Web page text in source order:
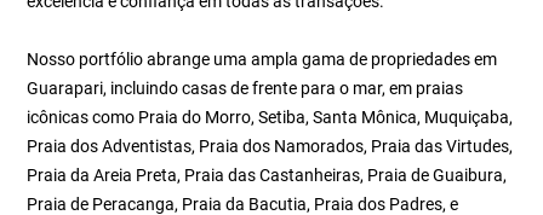
Nosso portfólio abrange uma ampla gama de propriedades em
Guarapari, incluindo casas de frente para o mar, em praias
icônicas como Praia do Morro, Setiba, Santa Mônica, Muquiçaba,
Praia dos Adventistas, Praia dos Namorados, Praia das Virtudes,
Praia da Areia Preta, Praia das Castanheiras, Praia de Guaibura,
Praia de Peracanga, Praia da Bacutia, Praia dos Padres, e